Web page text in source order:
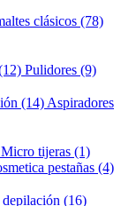
clásicos (78)
Pulidores (9)
(14) Aspiradores
Micro tijeras (1)
pestañas (4)
(16)